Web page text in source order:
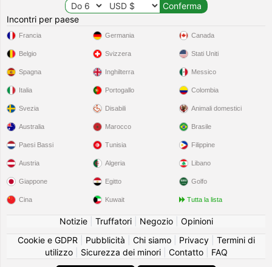
Incontri per paese
Francia
Belgio
Spagna
Italia
Svezia
Germania
Svizzera
Inghilterra
Portogallo
Disabili
Canada
Stati Uniti
Messico
Colombia
Animali domestici
Australia
Paesi Bassi
Austria
Giappone
Cina
Marocco
Tunisia
Algeria
Egitto
Kuwait
Brasile
Filippine
Libano
Golfo
Tutta la lista
Notizie| Truffatori| Negozio| Opinioni
Cookie e GDPR
Pubblicità Chi siamo| Privacy| Termini di
utilizzo| Sicurezza dei minori| Contatto| FAQ